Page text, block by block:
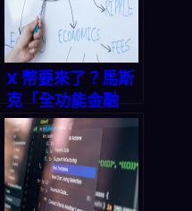
X 幣要來了？馬斯
克「全功能金融
App」2025 年加
密佈局深度解析